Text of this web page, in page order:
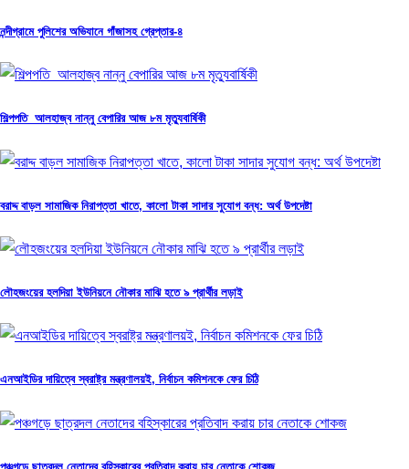
নন্দীগ্রামে পুলিশের অভিযানে গাঁজাসহ গ্রেপ্তার-৪
শিল্পপতি আলহাজ্ব নান্নু বেপারির আজ ৮ম মৃত্যুবার্ষিকী
বরাদ্দ বাড়ল সামাজিক নিরাপত্তা খাতে, কালো টাকা সাদার সুযোগ বন্ধ: অর্থ উপদেষ্টা
লৌহজংয়ের হলদিয়া ইউনিয়নে নৌকার মাঝি হতে ৯ প্রার্থীর লড়াই
এনআইডির দায়িত্বে স্বরাষ্ট্র মন্ত্রণালয়ই, নির্বাচন কমিশনকে ফের চিঠি